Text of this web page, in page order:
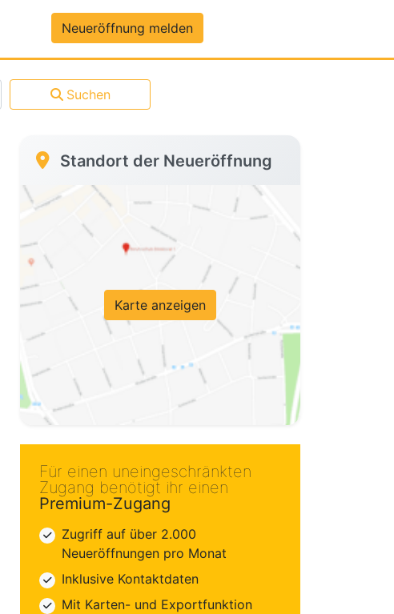
Premium-DatenNeueröffnung melden
Suchen
Standort der Neueröffnung
Karte anzeigen
Für einen uneingeschränkten
Zugang benötigt ihr einen
Premium-Zugang
Zugriff auf über 2.000
Neueröffnungen pro Monat
Inklusive Kontaktdaten
Mit Karten- und Exportfunktion